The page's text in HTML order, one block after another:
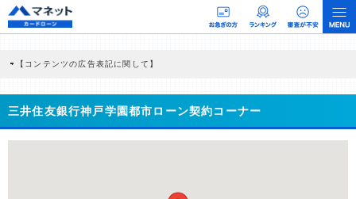
【コンテンツの広告表記に関して】
商品を根拠なくPRするものではなく、当編集部の調査／ユーザーへの口コミ収集な
どに基づき、公平性を担保した情報提供を行っています。
>提携企業一覧
三井住友銀行神戸学園都市ローン契約コーナー